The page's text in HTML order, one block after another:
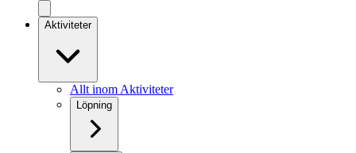
Aktiviteter
Allt inom Aktiviteter
Löpning